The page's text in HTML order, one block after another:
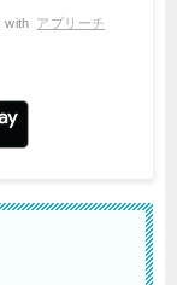
with アプリーチ